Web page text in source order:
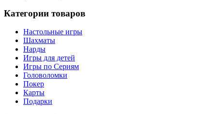
Категории товаров
Настольные игры
Шахматы
Нарды
Игры для детей
Игры по Сериям
Головоломки
Покер
Карты
Подарки